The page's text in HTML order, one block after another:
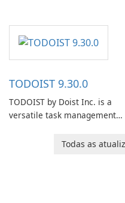
capturing, organizing, and
retrieving notes and
reference materials across
TODOIST 9.30.0
TODOIST by Doist Inc. is a
versatile task management
individuals and teams
Todas as